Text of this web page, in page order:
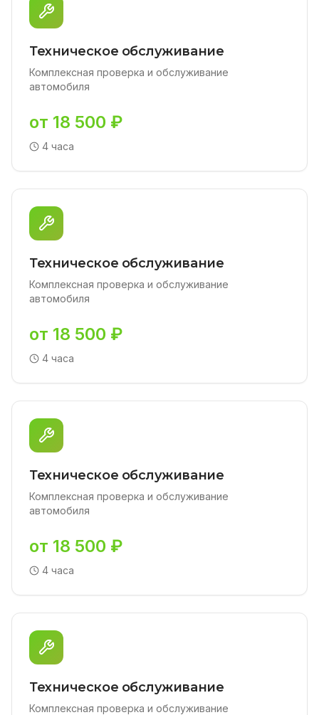
Техническое обслуживание
Комплексная проверка и обслуживание
автомобиля
от 18 500 ₽
4 часа
Техническое обслуживание
Комплексная проверка и обслуживание
автомобиля
от 18 500 ₽
4 часа
Техническое обслуживание
Комплексная проверка и обслуживание
автомобиля
от 18 500 ₽
4 часа
Техническое обслуживание
Комплексная проверка и обслуживание